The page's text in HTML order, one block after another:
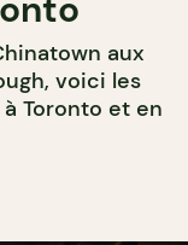
aux
voici les
Toronto et en